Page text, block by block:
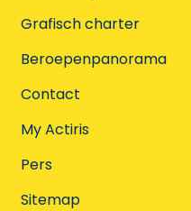
Grafisch charter
Beroepenpanorama
Contact
My Actiris
Pers
Sitemap